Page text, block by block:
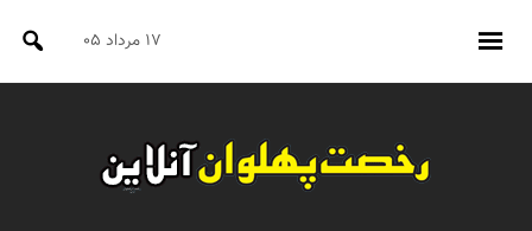
۱۷ مرداد ۰۵